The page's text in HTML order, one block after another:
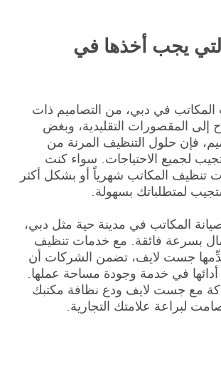
يجب أخذها في
في دبي، من التصاميم ذات
إلى المقصورات التقليدية، وبغض
فإن حلول التنظيف المرنة من
لجميع الاحتياجات. سواء كنت
المكاتب شهرياً أو بشكل أكثر
لمتطلباتك بسهولة.
المكاتب في مدينة حية مثل دبي،
بسرعة فائقة. مع خدمات تنظيف
جست لايف، تضمن الشركات أن
في خدمة وجودة مساحة عملها.
مع جست لايف ودع نظافة مكتبك
لبراعة علامتك التجارية.